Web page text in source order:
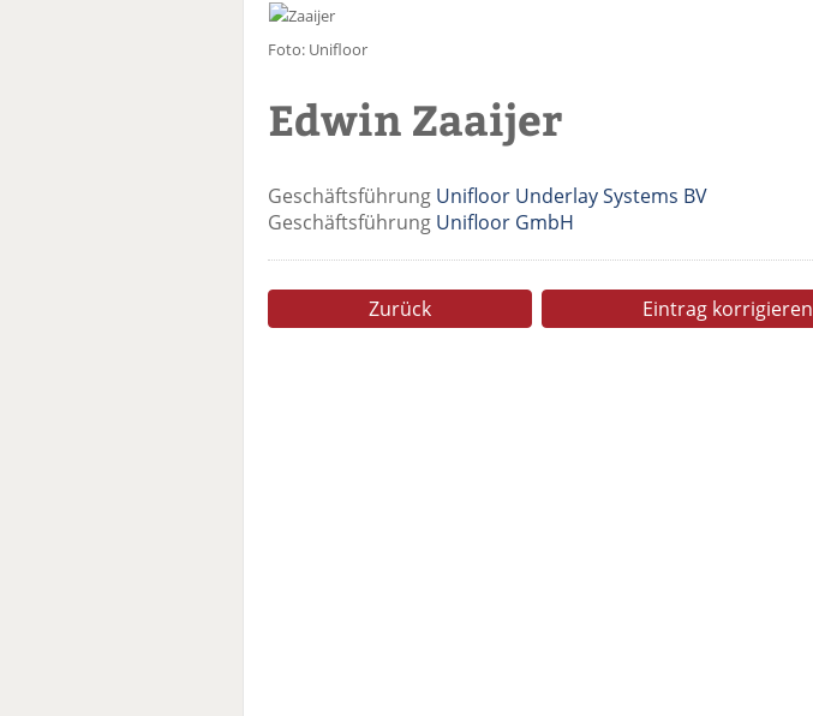
Foto: Unifloor
Edwin Zaaijer
Geschäftsführung Unifloor Underlay Systems BV
Geschäftsführung Unifloor GmbH
Zurück Eintrag korrigieren